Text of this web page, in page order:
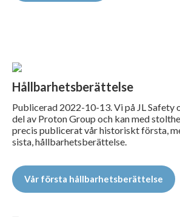
Hållbarhetsberättelse
Publicerad 2022-10-13. Vi på JL Safety
del av Proton Group och kan med
precis publicerat vår historiskt första,
sista, hållbarhetsberättelse.
Vår första hållbarhetsberättelse